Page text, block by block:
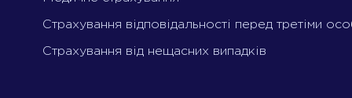
Страхування відповідальності перед третіми
Страхування від нещасних випадків